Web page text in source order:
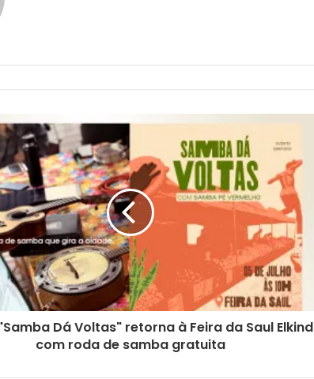
Dá Voltas" retorna à Feira da Saul Elkind
com roda de samba gratuita